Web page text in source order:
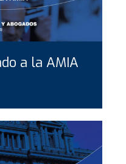
a la AMIA